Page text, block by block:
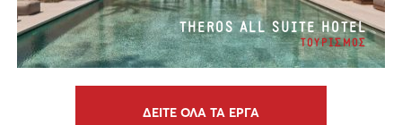
THEROS ALL SUITE HOTEL
ΤΟΥΡΙΣΜΟΣ
ΔΕΙΤΕ ΟΛΑ ΤΑ ΕΡΓΑ